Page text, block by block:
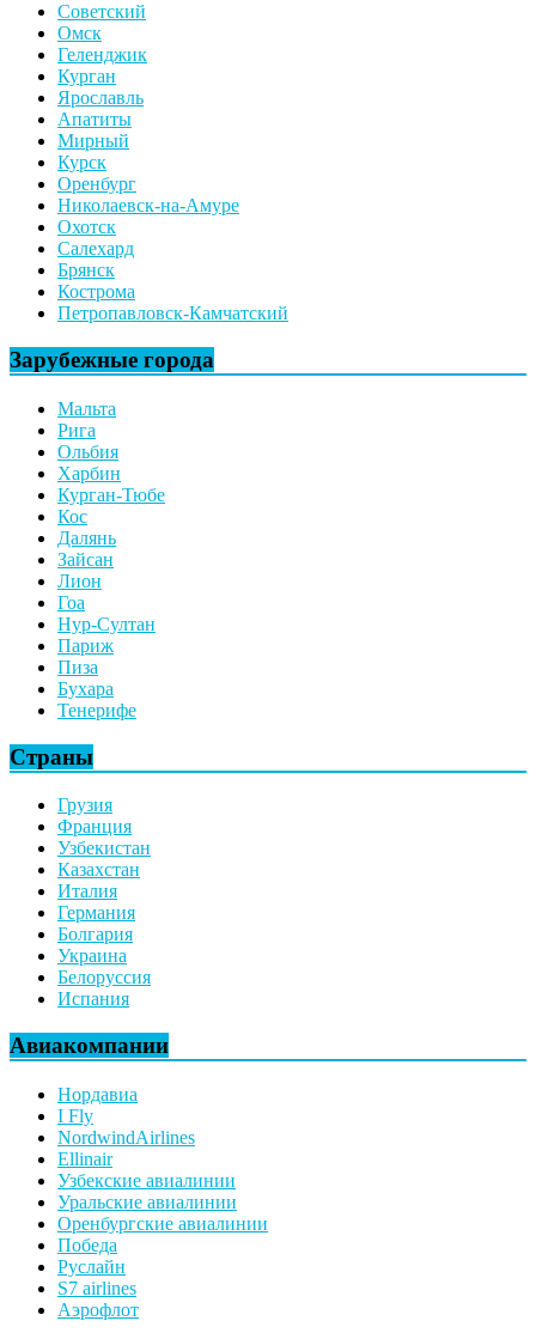
Советский
Омск
Геленджик
Курган
Ярославль
Апатиты
Мирный
Курск
Оренбург
Николаевск-на-Амуре
Охотск
Салехард
Брянск
Кострома
Петропавловск-Камчатский
Зарубежные города
Мальта
Рига
Ольбия
Харбин
Курган-Тюбе
Кос
Далянь
Зайсан
Лион
Гоа
Нур-Султан
Париж
Пиза
Бухара
Тенерифе
Страны
Грузия
Франция
Узбекистан
Казахстан
Италия
Германия
Болгария
Украина
Белоруссия
Испания
Авиакомпании
Нордавиа
I Fly
NordwindAirlines
Ellinair
Узбекские авиалинии
Уральские авиалинии
Оренбургские авиалинии
Победа
Руслайн
S7 airlines
Аэрофлот